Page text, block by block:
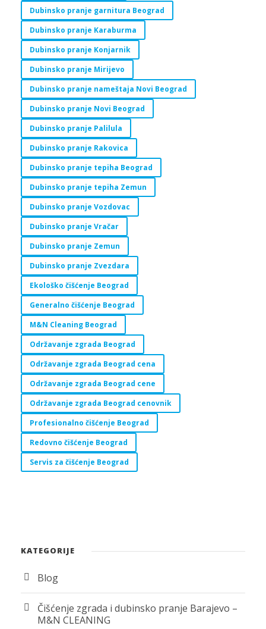
Dubinsko pranje garnitura Beograd
Dubinsko pranje Karaburma
Dubinsko pranje Konjarnik
Dubinsko pranje Mirijevo
Dubinsko pranje nameštaja Novi Beograd
Dubinsko pranje Novi Beograd
Dubinsko pranje Palilula
Dubinsko pranje Rakovica
Dubinsko pranje tepiha Beograd
Dubinsko pranje tepiha Zemun
Dubinsko pranje Vozdovac
Dubinsko pranje Vračar
Dubinsko pranje Zemun
Dubinsko pranje Zvezdara
Ekološko čišćenje Beograd
Generalno čišćenje Beograd
M&N Cleaning Beograd
Održavanje zgrada Beograd
Održavanje zgrada Beograd cena
Održavanje zgrada Beograd cene
Održavanje zgrada Beograd cenovnik
Profesionalno čišćenje Beograd
Redovno čišćenje Beograd
Servis za čišćenje Beograd
KATEGORIJE
Blog
Čišćenje zgrada i dubinsko pranje Barajevo –
M&N CLEANING